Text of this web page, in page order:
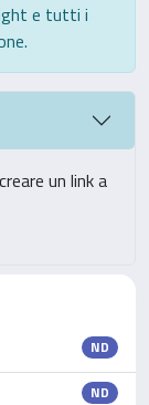
e tutti i
un link a
ND
ND